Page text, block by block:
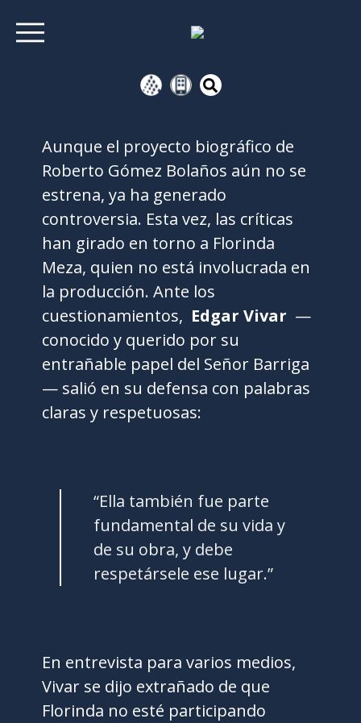
Aunque el proyecto biográfico de
Roberto Gómez Bolaños aún no se
estrena, ya ha generado
controversia. Esta vez, las críticas
han girado en torno a Florinda
Meza, quien no está involucrada en
la producción. Ante los
cuestionamientos, Edgar Vivar —
conocido y querido por su
entrañable papel del Señor Barriga
— salió en su defensa con palabras
claras y respetuosas:
“Ella también fue parte
fundamental de su vida y
de su obra, y debe
respetársele ese lugar.”
En entrevista para varios medios,
Vivar se dijo extrañado de que
Florinda no esté participando